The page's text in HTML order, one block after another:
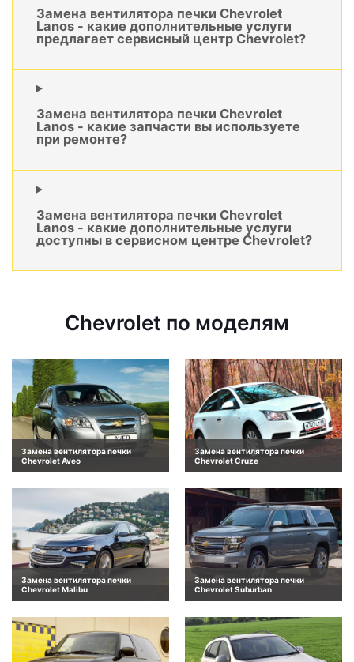
Замена вентилятора печки Chevrolet
Lanos - какие дополнительные услуги
предлагает сервисный центр Chevrolet?
Замена вентилятора печки Chevrolet
Lanos - какие запчасти вы используете
при ремонте?
Замена вентилятора печки Chevrolet
Lanos - какие дополнительные услуги
доступны в сервисном центре Chevrolet?
Chevrolet по моделям
Замена вентилятора печки
Chevrolet Aveo
Замена вентилятора печки
Chevrolet Cruze
Замена вентилятора печки
Chevrolet Malibu
Замена вентилятора печки
Chevrolet Suburban